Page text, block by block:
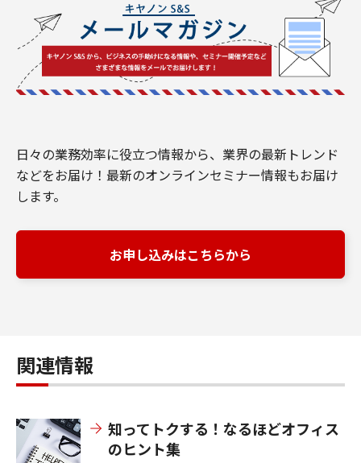
日々の業務効率に役立つ情報から、業界の最新トレンド
などをお届け！最新のオンラインセミナー情報もお届け
します。
お申し込みはこちらから
関連情報
知ってトクする！なるほどオフィス
のヒント集